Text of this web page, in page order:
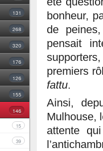
131
268
320
176
126
155
146
15
39
bonheur,
de
pensait
premiers
fattu.
Ainsi,
Mulhouse,
attente